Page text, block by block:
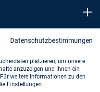
Datenschutzbestimmungen
platzieren, um unsere
anzuzeigen und Ihnen ein
weitere Informationen zu den
Einstellungen.
Datenschutz